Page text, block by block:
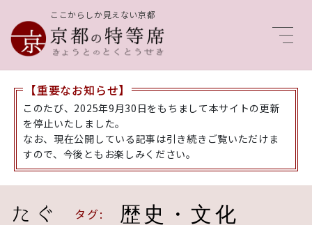
ここからしか見えない京都
【重要なお知らせ】
このたび、2025年9月30日をもちまして本サイトの更新
を停止いたしました。
なお、現在公開している記事は引き続きご覧いただけま
すので、今後ともお楽しみください。
タグ: 歴史・文化